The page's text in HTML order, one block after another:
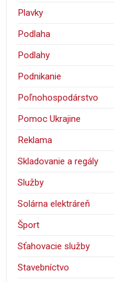
Plavky
Podlaha
Podlahy
Podnikanie
Poľnohospodárstvo
Pomoc Ukrajine
Reklama
Skladovanie a regály
Služby
Solárna elektráreň
Šport
Sťahovacie služby
Stavebníctvo